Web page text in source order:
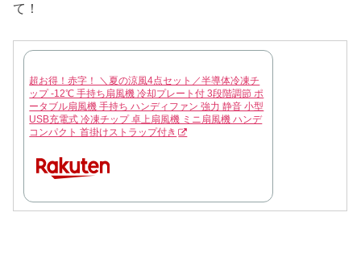
て！
超お得！赤字！ ＼夏の涼風4点セット／半導体冷凍チ
ップ -12℃ 手持ち扇風機 冷却プレート付 3段階調節 ポ
ータブル扇風機 手持ち ハンディファン 強力 静音 小型
USB充電式 冷凍チップ 卓上扇風機 ミニ扇風機 ハンデ
コンパクト 首掛けストラップ付き